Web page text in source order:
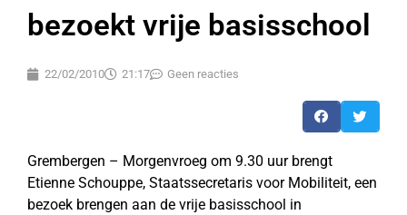
bezoekt vrije basisschool
22/02/2010 21:17 Geen reacties
Grembergen – Morgenvroeg om 9.30 uur brengt
Etienne Schouppe, Staatssecretaris voor Mobiliteit, een
bezoek brengen aan de vrije basisschool in